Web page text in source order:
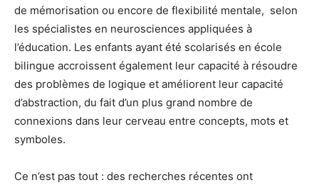
de mémorisation ou encore de flexibilité mentale, selon
les spécialistes en neurosciences appliquées à
l’éducation. Les enfants ayant été scolarisés en école
bilingue accroissent également leur capacité à résoudre
des problèmes de logique et améliorent leur capacité
d’abstraction, du fait d’un plus grand nombre de
connexions dans leur cerveau entre concepts, mots et
symboles.
Ce n’est pas tout : des recherches récentes ont